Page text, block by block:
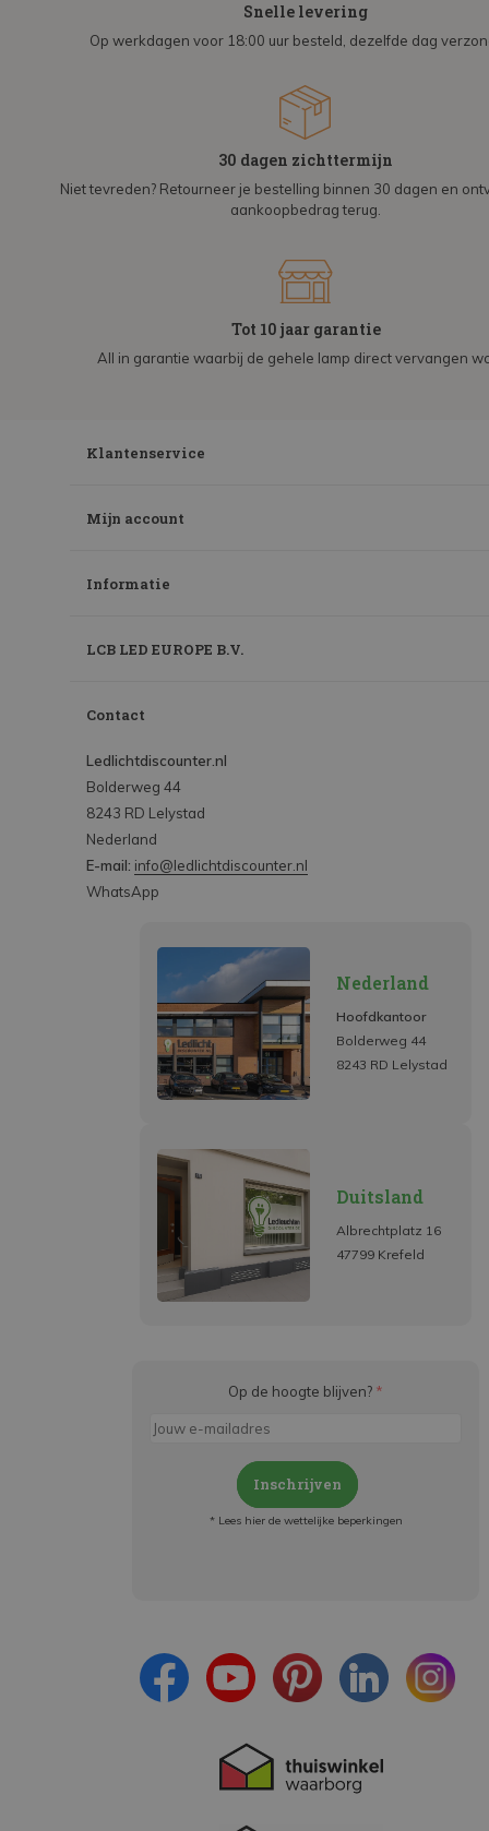
Snelle levering
Op werkdagen voor 18:00 uur besteld, dezelfde dag
30 dagen zichttermijn
Niet tevreden? Retourneer je bestelling binnen 30 dagen en
aankoopbedrag terug.
Tot 10 jaar garantie
All in garantie waarbij de gehele lamp direct vervangen
Klantenservice
Mijn account
Informatie
LCB LED EUROPE B.V.
Contact
Ledlichtdiscounter.nl
Bolderweg 44
8243 RD Lelystad
Nederland
E-mail: info@ledlichtdiscounter.nl
WhatsApp
Nederland
Hoofdkantoor
Bolderweg 44
8243 RD Lelystad
Duitsland
Albrechtplatz 16
47799 Krefeld
Op de hoogte blijven? *
Inschrijven
* Lees hier de wettelijke beperkingen